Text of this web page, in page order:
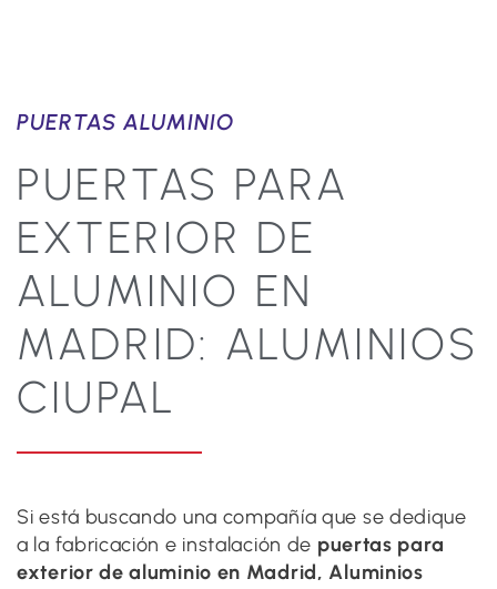
PUERTAS ALUMINIO
PUERTAS PARA
EXTERIOR DE
ALUMINIO EN
MADRID: ALUMINIOS
CIUPAL
Si está buscando una compañía que se dedique
a la fabricación e instalación de puertas para
exterior de aluminio en Madrid, Aluminios